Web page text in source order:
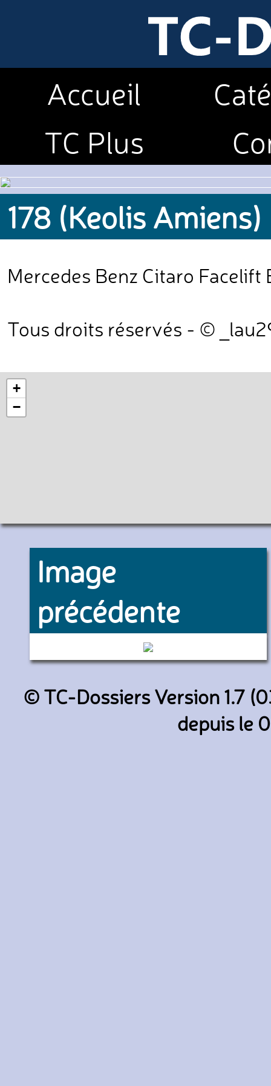
Accueil
TC Plus
178 (Keolis Amiens)
Mercedes Benz Citaro Facelift
Tous droits réservés - ©
+
−
Image
précédente
702 (Keolis Amiens)
© TC-Dossiers Version 1.7
depuis le